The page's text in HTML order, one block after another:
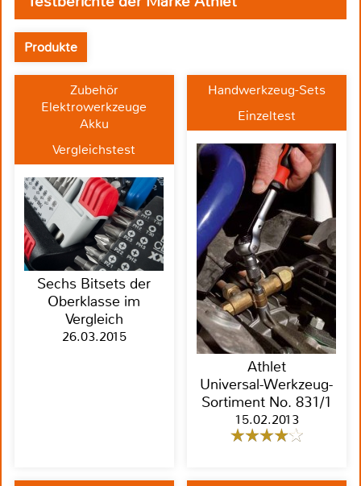
Produkte
Zubehör
Elektrowerkzeuge
Akku
Vergleichstest
Sechs Bitsets der
Oberklasse im
Vergleich
26.03.2015
Handwerkzeug-Sets
Einzeltest
Athlet
Universal-Werkzeug-
Sortiment No. 831/1
15.02.2013